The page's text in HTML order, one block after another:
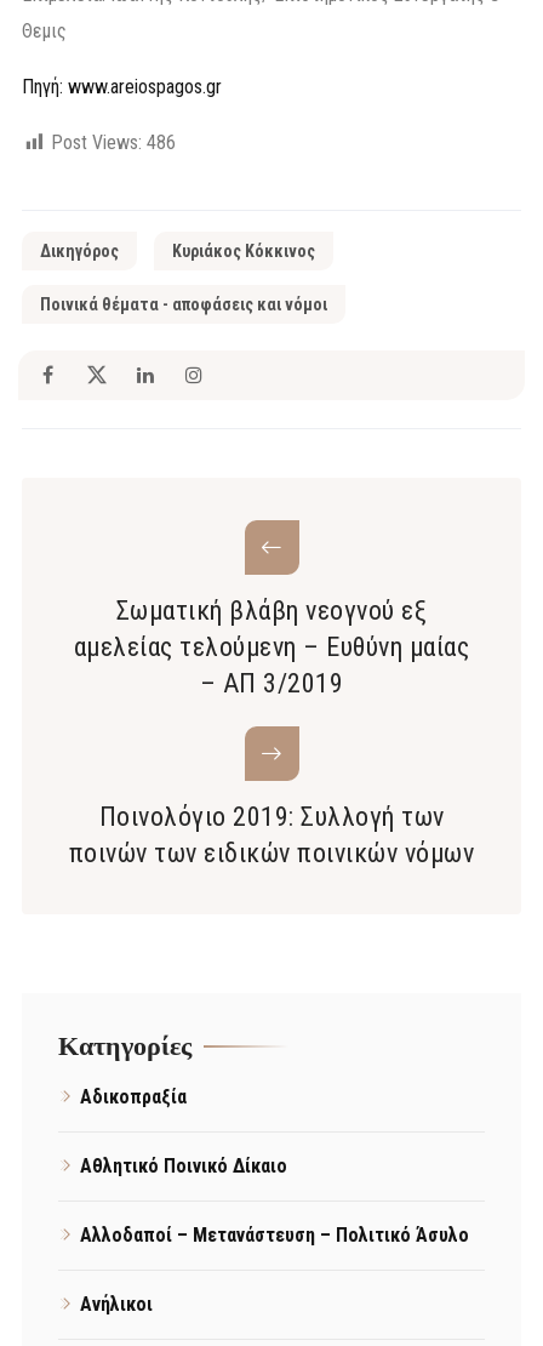
Θεμις
Πηγή: www.areiospagos.gr
Post Views: 486
Δικηγόρος Κυριάκος Κόκκινος
Ποινικά θέματα - αποφάσεις και νόμοι
Σωματική βλάβη νεογνού εξ
αμελείας τελούμενη – Ευθύνη μαίας
– ΑΠ 3/2019
Ποινολόγιο 2019: Συλλογή των
ποινών των ειδικών ποινικών νόμων
Kατηγορίες
Αδικοπραξία
Αθλητικό Ποινικό Δίκαιο
Αλλοδαποί – Μετανάστευση – Πολιτικό Άσυλο
Ανήλικοι